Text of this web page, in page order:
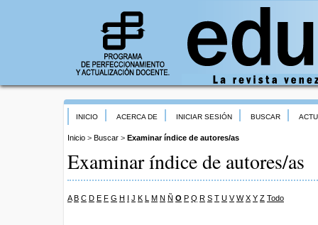
INICIO ACERCA DE INICIAR SESIÓN BUSCAR
Inicio > Buscar > Examinar índice de autores/as
Examinar índice de autores/as
A B C D E F G H I J K L M N Ñ O P Q R S T U V W X Y Z Todo